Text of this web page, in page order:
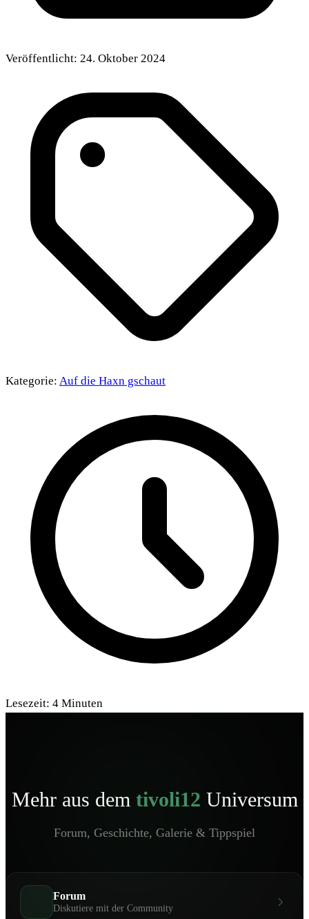
Veröffentlicht: 24. Oktober 2024
Kategorie: Auf die Haxn gschaut
Lesezeit: 4 Minuten
Mehr aus dem tivoli12 Universum
Forum, Geschichte, Galerie & Tippspiel
Forum
Diskutiere mit der Community